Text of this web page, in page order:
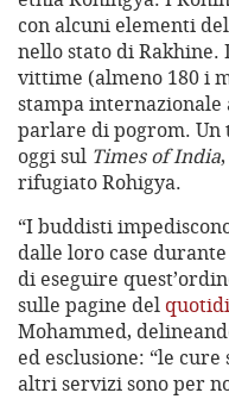
con alcuni elementi
nello stato di
vittime (almeno 180 i
stampa internazionale
parlare di pogrom. Un
oggi sul Times of India
rifugiato Rohigya.
“I buddisti
dalle loro case
di eseguire
sulle pagine del
Mohammed,
ed esclusione: “le
altri servizi sono per